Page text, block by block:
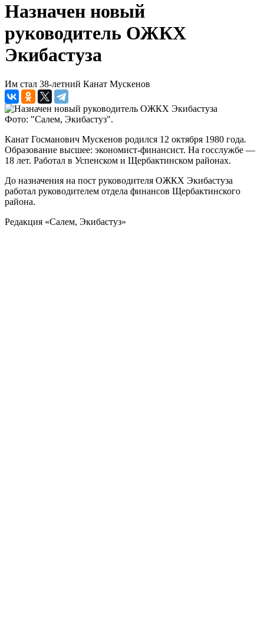
Назначен новый
руководитель ОЖКХ
Экибастуза
Им стал 38-летний Канат Мускенов
Фото: "Салем, Экибастуз".
Канат Госманович Мускенов родился 12 октября 1980 года.
Образование высшее: экономист-финансист. На госслужбе —
18 лет. Работал в Успенском и Щербактинском районах.
До назначения на пост руководителя ОЖКХ Экибастуза
работал руководителем отдела финансов Щербактинского
района.
Редакция «Салем, Экибастуз»